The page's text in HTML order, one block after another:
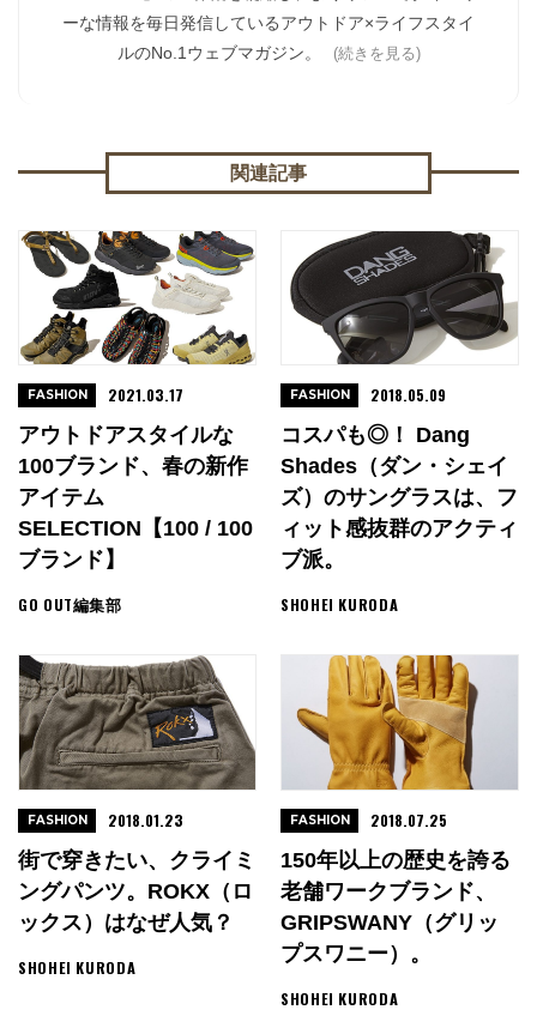
ーな情報を毎日発信しているアウトドア×ライフスタイ
ルのNo.1ウェブマガジン。
(続きを見る)
関連記事
アウトドアスタイルな
100ブランド、春の新作
アイテム
SELECTION【100 / 100
ブランド】
GO OUT編集部
FASHION 2021.03.17
コスパも◎！ Dang
Shades（ダン・シェイ
ズ）のサングラスは、フ
ィット感抜群のアクティ
ブ派。
SHOHEI KURODA
FASHION 2018.05.09
街で穿きたい、クライミ
ングパンツ。ROKX（ロ
ックス）はなぜ人気？
SHOHEI KURODA
FASHION 2018.01.23
150年以上の歴史を誇る
老舗ワークブランド、
GRIPSWANY（グリッ
プスワニー）。
SHOHEI KURODA
FASHION 2018.07.25